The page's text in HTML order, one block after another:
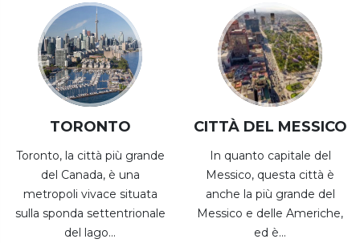
TORONTO
Toronto, la città più grande
del Canada, è una
metropoli vivace situata
sulla sponda settentrionale
del lago...
CITTÀ DEL MESSICO
In quanto capitale del
Messico, questa città è
anche la più grande del
Messico e delle Americhe,
ed è...